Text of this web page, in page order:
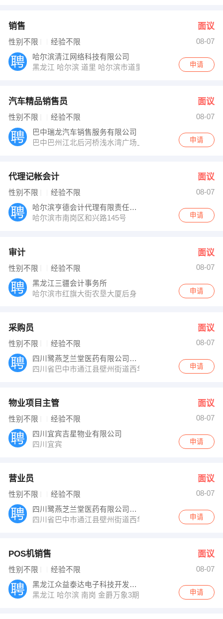
销售 面议
性别不限 经验不限
08-07
哈尔滨清江网络科技有限公司
黑龙江 哈尔滨 道里 哈尔滨市道里区尚志大街75号22城
申请
汽车精品销售员 面议
性别不限 经验不限
08-07
巴中瑞龙汽车销售服务有限公司
巴中巴州江北后河桥浅水湾广场上行600米
申请
代理记帐会计 面议
性别不限 经验不限
08-07
哈尔滨亨德会计代理有限责任公司
哈尔滨市南岗区和兴路145号
申请
审计 面议
性别不限 经验不限
08-07
黑龙江三疆会计事务所
哈尔滨市红旗大街农垦大厦后身
申请
采购员 面议
性别不限 经验不限
08-07
四川鹭燕芝兰堂医药有限公司通江壁州药房
四川省巴中市通江县壁州街道西华路62号
申请
物业项目主管 面议
性别不限 经验不限
08-07
四川宜宾吉星物业有限公司
四川宜宾
申请
营业员 面议
性别不限 经验不限
08-07
四川鹭燕芝兰堂医药有限公司通江壁州药房
四川省巴中市通江县壁州街道西华路62号
申请
POS机销售 面议
性别不限 经验不限
08-07
黑龙江众益泰达电子科技开发有限公司
黑龙江 哈尔滨 南岗 金爵万象3期1号楼2304
申请